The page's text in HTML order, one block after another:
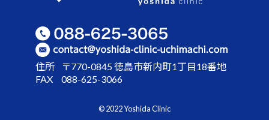
住所
〒770-0845 徳島市新内町1丁目18番地
FAX
088-625-3066
© 2022 Yoshida Clinic